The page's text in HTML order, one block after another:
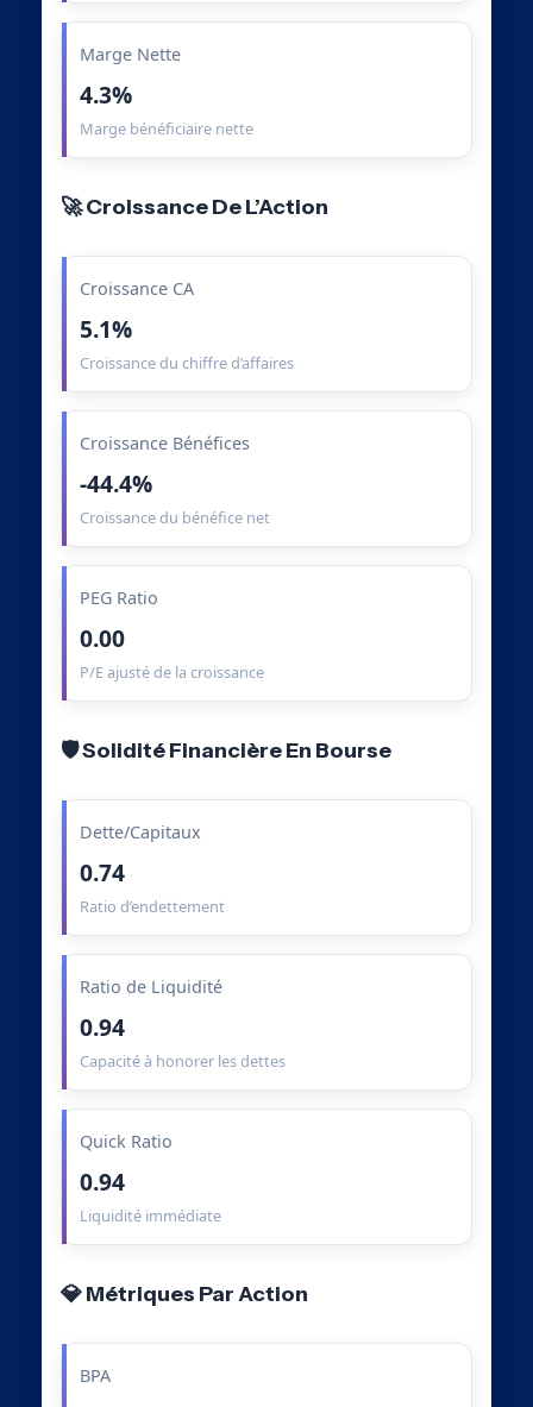
Marge Nette
4.3%
Marge bénéficiaire nette
🚀 Croissance De L’Action
Croissance CA
5.1%
Croissance du chiffre d’affaires
Croissance Bénéfices
-44.4%
Croissance du bénéfice net
PEG Ratio
0.00
P/E ajusté de la croissance
🛡️ Solidité Financière En Bourse
Dette/Capitaux
0.74
Ratio d’endettement
Ratio de Liquidité
0.94
Capacité à honorer les dettes
Quick Ratio
0.94
Liquidité immédiate
💎 Métriques Par Action
BPA